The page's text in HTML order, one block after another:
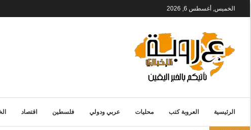
الخميس, أغسطس 6, 2026
الرئيسية العروبة كتب محليات عربي ودولي فلسطين اقتصاد